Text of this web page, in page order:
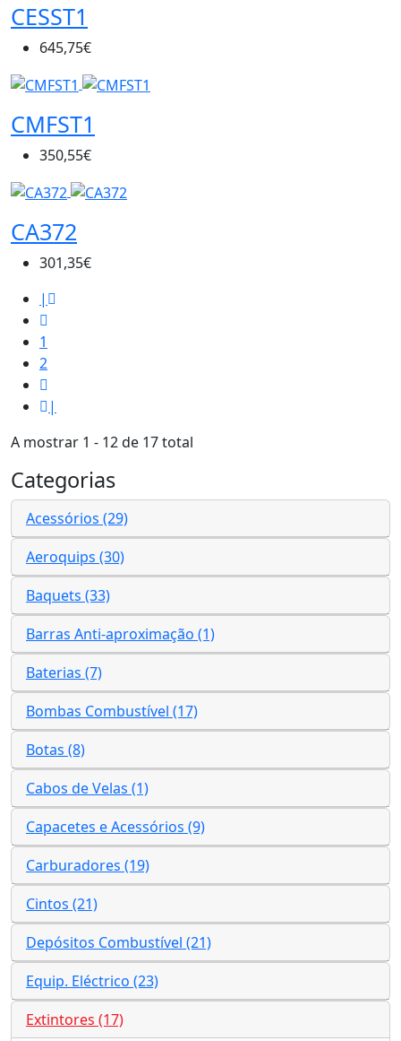
CESST1
645,75€
CMFST1
350,55€
CA372
301,35€
|
1
2
|
A mostrar 1 - 12 de 17 total
Categorias
Acessórios (29)
Aeroquips (30)
Baquets (33)
Barras Anti-aproximação (1)
Baterias (7)
Bombas Combustível (17)
Botas (8)
Cabos de Velas (1)
Capacetes e Acessórios (9)
Carburadores (19)
Cintos (21)
Depósitos Combustível (21)
Equip. Eléctrico (23)
Extintores (17)